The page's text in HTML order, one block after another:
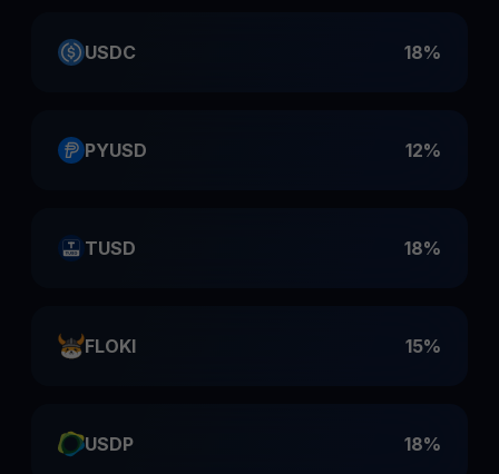
USDC 18%
PYUSD 12%
TUSD 18%
FLOKI 15%
USDP 18%